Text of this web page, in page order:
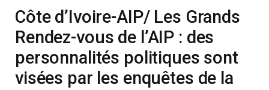
Côte d’Ivoire-AIP/ Les Grands
Rendez-vous de l’AIP : des
personnalités politiques sont
visées par les enquêtes de la